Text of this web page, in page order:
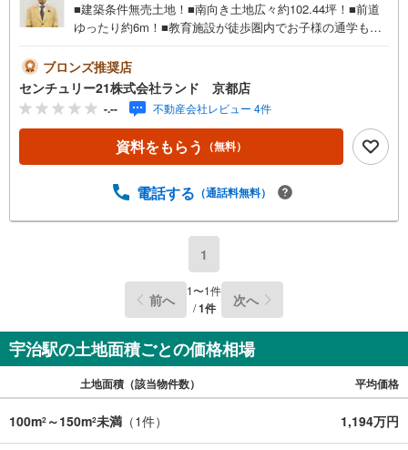
■建築条件無売土地！■南向き土地広々約102.44坪！■前道
ゆったり約6m！■教育施設が徒歩圏内でお子様の通学も安
でお気軽にお問い合わせくださいませ！＜センチュリー21
ランドについて＞●センチュリー21ランド京都店
は・・・ お客様のご希望をお客様の目線でご満足いただ
けるお住いを全力でお探し致します！●購入・売却・ローン
のご相談など、些細なことでもお気軽にご相談下さいま
せ！●リフォームのご相談も承っております。○京阪鴨東線
川」駅 徒歩約10分○営業時間:10:00～20:00（火曜日・水曜
ーズにご案内が可能です。ご連絡お待ちしております！
ブロンズ推奨店
センチュリー21株式会社ランド 京都店
-.-- 不動産会社レビュー 4件
資料をもらう （無料）
電話する （通話料無料）
1
前へ 1〜1件
/1件 次へ
宇治駅の土地面積ごとの価格相場
土地面積（該当物件数） 平均価格
100m2 ～150m2未満 （1件） 1,194万円